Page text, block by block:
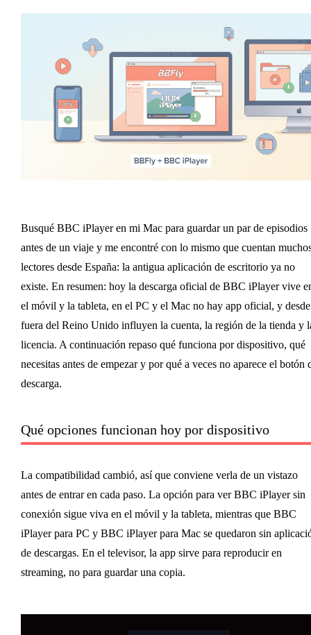
Busqué BBC iPlayer en mi Mac para guardar un par de episodios
antes de un viaje y me encontré con lo mismo que cuentan
lectores desde España: la antigua aplicación de escritorio ya no
existe. En resumen: hoy la descarga oficial de BBC iPlayer vive
el móvil y la tableta, en el PC y el Mac no hay app oficial, y desde
fuera del Reino Unido influyen la cuenta, la región de la tienda y
licencia. A continuación repaso qué funciona por dispositivo, qué
necesitas antes de empezar y por qué a veces no aparece el botón
descarga.
Qué opciones funcionan hoy por dispositivo
La compatibilidad cambió, así que conviene verla de un vistazo
antes de entrar en cada paso. La opción para ver BBC iPlayer sin
conexión sigue viva en el móvil y la tableta, mientras que BBC
iPlayer para PC y BBC iPlayer para Mac se quedaron sin
de descargas. En el televisor, la app sirve para reproducir en
streaming, no para guardar una copia.